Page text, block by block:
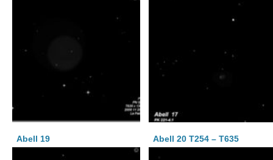
Abell 19 Abell 20 T254 – T635